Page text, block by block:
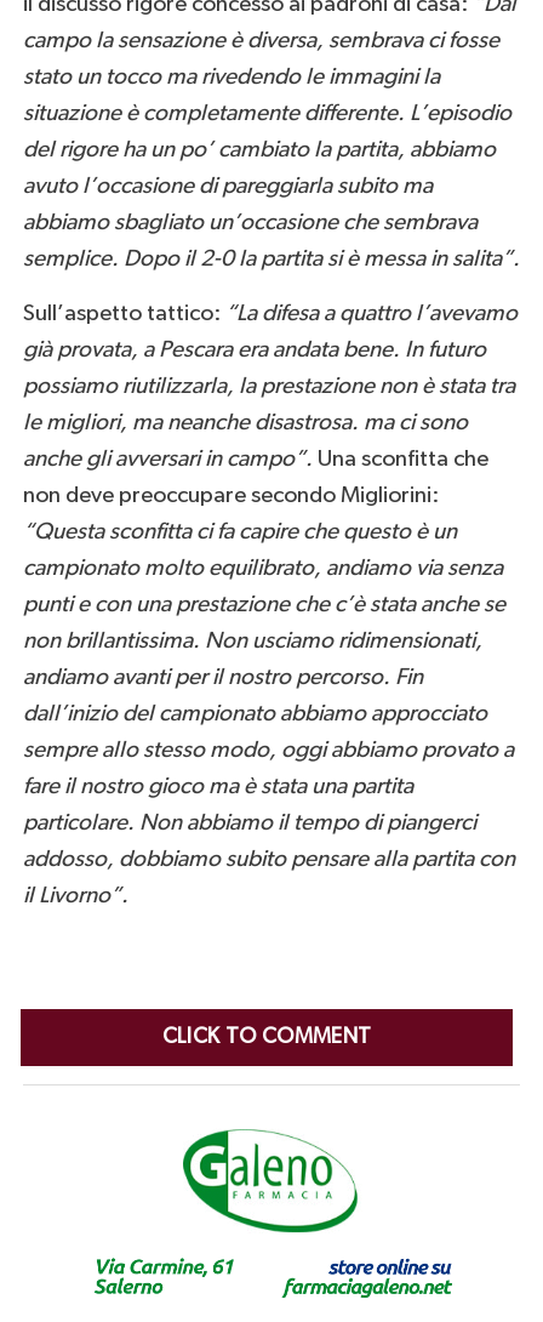
campo la sensazione è diversa, sembrava ci fosse
stato un tocco ma rivedendo le immagini la
situazione è completamente differente. L’episodio
del rigore ha un po’ cambiato la partita, abbiamo
avuto l’occasione di pareggiarla subito ma
abbiamo sbagliato un’occasione che sembrava
semplice. Dopo il 2-0 la partita si è messa in salita”.
Sull’aspetto tattico: “La difesa a quattro l’avevamo
già provata, a Pescara era andata bene. In futuro
possiamo riutilizzarla, la prestazione non è stata tra
le migliori, ma neanche disastrosa. ma ci sono
anche gli avversari in campo”. Una sconfitta che
non deve preoccupare secondo Migliorini:
“Questa sconfitta ci fa capire che questo è un
campionato molto equilibrato, andiamo via senza
punti e con una prestazione che c’è stata anche se
non brillantissima. Non usciamo ridimensionati,
andiamo avanti per il nostro percorso. Fin
dall’inizio del campionato abbiamo approcciato
sempre allo stesso modo, oggi abbiamo provato a
fare il nostro gioco ma è stata una partita
particolare. Non abbiamo il tempo di piangerci
addosso, dobbiamo subito pensare alla partita con
il Livorno”.
CLICK TO COMMENT